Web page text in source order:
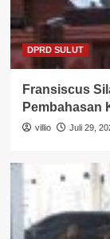
DPRD SULUT
Fransiscus
Pembahasan
villio Juli 29,